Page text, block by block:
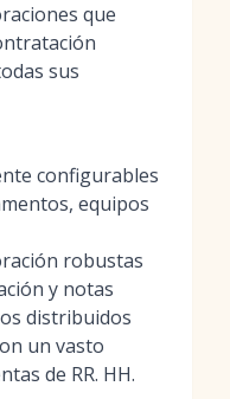
que
sus
configurables
equipos
robustas
y notas
distribuidos
un vasto
de RR. HH.